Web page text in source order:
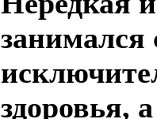
занимался
здоровья,